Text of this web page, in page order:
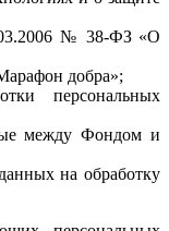
№ 38-ФЗ «О
добра»;
персональных
между Фондом и
на обработку